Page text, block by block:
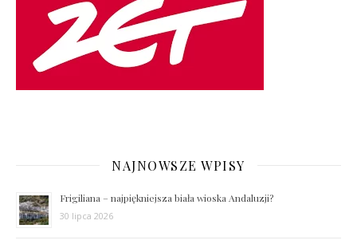
NAJNOWSZE WPISY
Frigiliana – najpiękniejsza biała wioska Andaluzji?
30 lipca 2026